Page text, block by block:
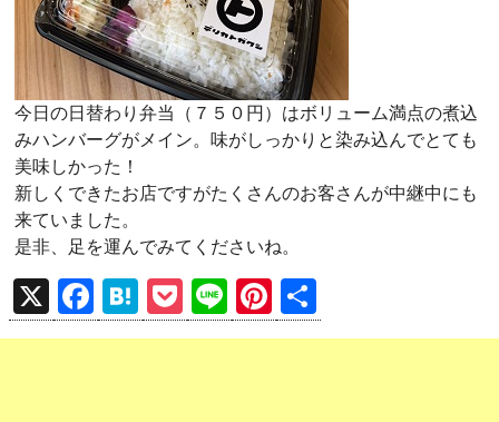
今日の日替わり弁当（７５０円）はボリューム満点の煮込
みハンバーグがメイン。味がしっかりと染み込んでとても
美味しかった！
新しくできたお店ですがたくさんのお客さんが中継中にも
来ていました。
是非、足を運んでみてくださいね。
X
F
a
H
at
P
o
Li
n
Pi
nt 有